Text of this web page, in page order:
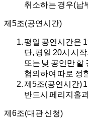
취소하는 경우(납
제5조(공연시간)
평일 공연시간은
단, 평일 20시 시
또는 낮 공연만 할
협의하여 따로 정
제5조(공연시간)
반드시 페리지홀
제6조(대관 신청)